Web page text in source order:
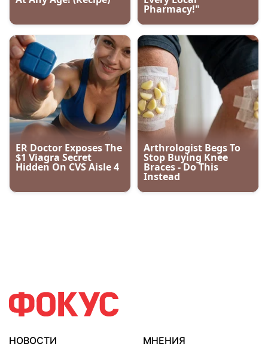
НОВОСТИ
МНЕНИЯ